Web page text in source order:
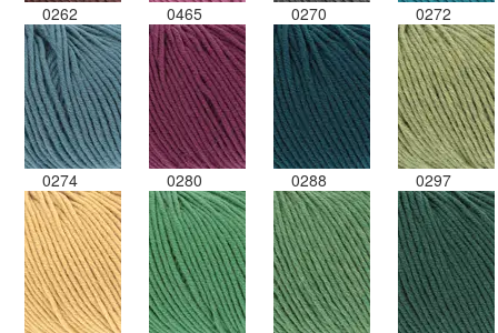
0262 0465 0270 0272
0274 0280 0288 0297